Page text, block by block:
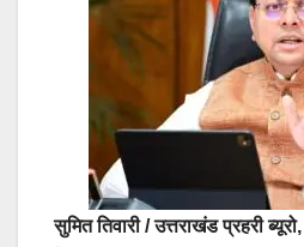
o
p
सुमित तिवारी / उत्तराखंड प्रहरी ब्यूरो,